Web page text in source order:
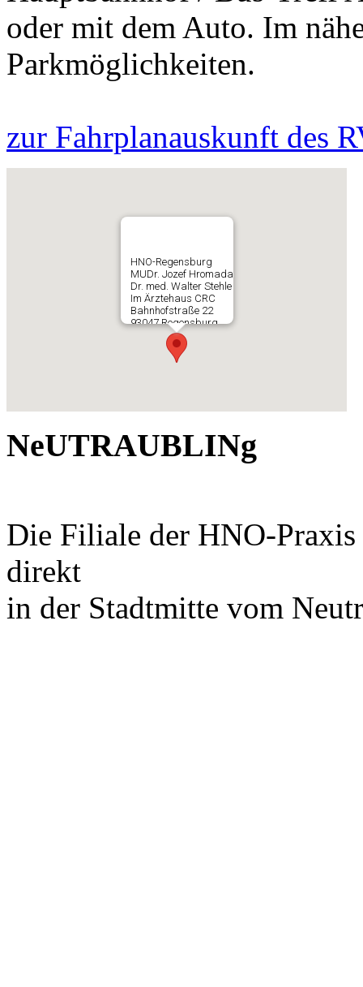
oder mit dem Auto. Im
Parkmöglichkeiten.
zur Fahrplanauskunft des
HNO-Regensburg
MUDr. Jozef Hromada
Dr. med. Walter Stehle
Im Ärztehaus CRC
Bahnhofstraße 22
93047 Regensburg
NeUTRAUBLINg
Die Filiale der HNO-
direkt
in der Stadtmitte vom